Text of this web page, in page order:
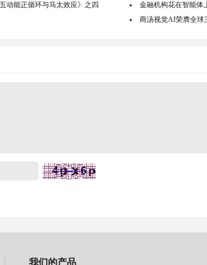
动能正循环与马太效应》之四
金融机构花在智能体
商汤视觉AI荣膺全
我们的产品